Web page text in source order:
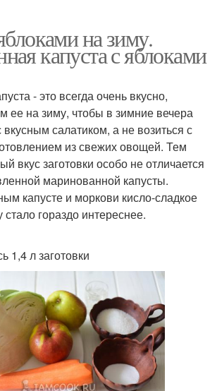
на зиму.
капуста с яблоками
- это всегда очень вкусно,
ее на зиму, чтобы в зимние вечера
вкусным салатиком, а не возиться с
из свежих овощей. Тем
вкус заготовки особо не отличается
маринованной капусты.
капусте и моркови кисло-сладкое
стало гораздо интереснее.
1,4 л заготовки